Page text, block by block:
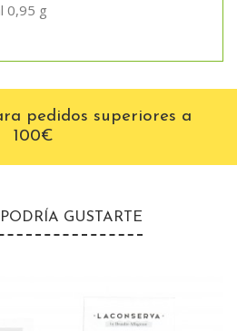
0,95 g
pedidos superiores a
100€
GUSTARTE